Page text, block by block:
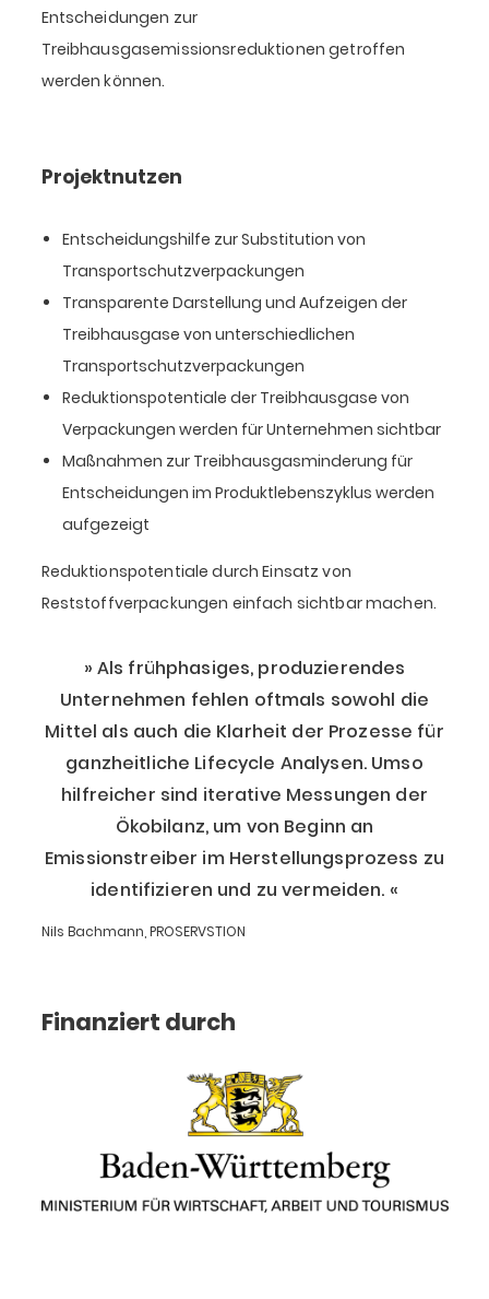
Entscheidungen zur
Treibhausgasemissionsreduktionen getroffen
werden können.
Projektnutzen
Entscheidungshilfe zur Substitution von
Transportschutzverpackungen
Transparente Darstellung und Aufzeigen der
Treibhausgase von unterschiedlichen
Transportschutzverpackungen
Reduktionspotentiale der Treibhausgase von
Verpackungen werden für Unternehmen sichtbar
Maßnahmen zur Treibhausgasminderung für
Entscheidungen im Produktlebenszyklus werden
aufgezeigt
Reduktionspotentiale durch Einsatz von
Reststoffverpackungen einfach sichtbar machen.
Als frühphasiges, produzierendes
Unternehmen fehlen oftmals sowohl die
Mittel als auch die Klarheit der Prozesse für
ganzheitliche Lifecycle Analysen. Umso
hilfreicher sind iterative Messungen der
Ökobilanz, um von Beginn an
Emissionstreiber im Herstellungsprozess zu
identifizieren und zu vermeiden.
Nils Bachmann, PROSERVSTION
Finanziert durch